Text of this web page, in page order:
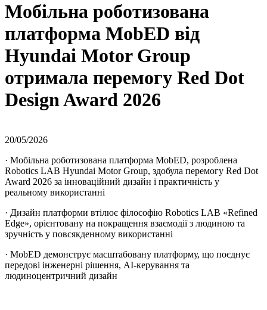
Мобільна роботизована
платформа MobED від
Hyundai Motor Group
отримала перемогу Red Dot
Design Award 2026
20/05/2026
· Мобільна роботизована платформа MobED, розроблена
Robotics LAB Hyundai Motor Group, здобула перемогу Red Dot
Award 2026 за інноваційний дизайн і практичність у
реальному використанні
· Дизайн платформи втілює філософію Robotics LAB «Refined
Edge», орієнтовану на покращення взаємодії з людиною та
зручність у повсякденному використанні
· MobED демонструє масштабовану платформу, що поєднує
передові інженерні рішення, AI-керування та
людиноцентричний дизайн